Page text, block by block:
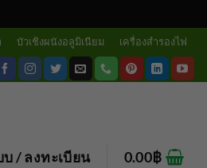
บัวเชิงผนังอลูมิเนียม เครื่องสำรองไฟ
บ / ลงทะเบียน 0.00฿